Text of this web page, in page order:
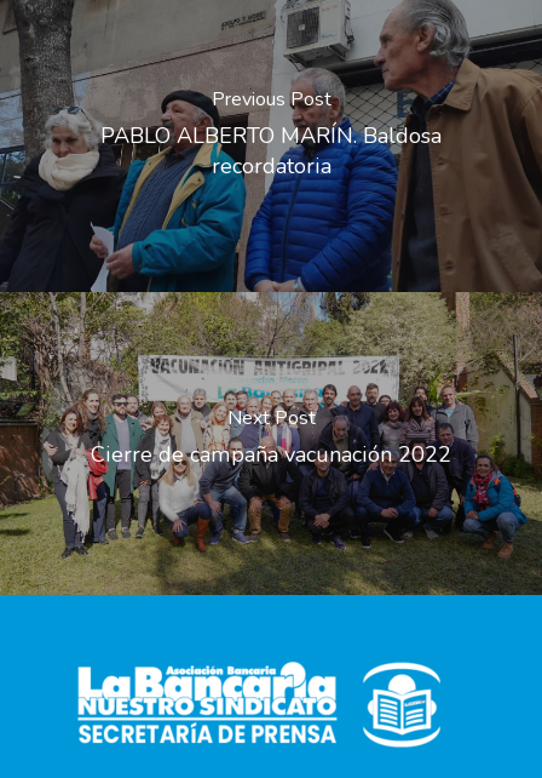
Previous Post
PABLO ALBERTO MARÍN. Baldosa
recordatoria
Next Post
Cierre de campaña vacunación 2022